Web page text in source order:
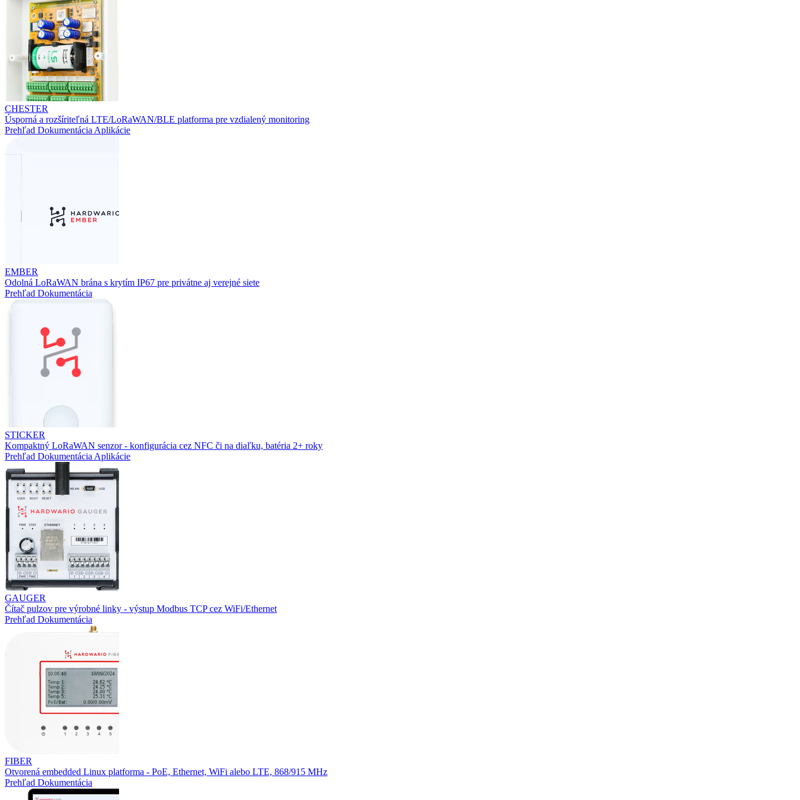
CHESTER
Úsporná a rozšíriteľná LTE/LoRaWAN/BLE platforma pre vzdialený monitoring
Prehľad Dokumentácia Aplikácie
EMBER
Odolná LoRaWAN brána s krytím IP67 pre privátne aj verejné siete
Prehľad Dokumentácia
STICKER
Kompaktný LoRaWAN senzor - konfigurácia cez NFC či na diaľku, batéria 2+ roky
Prehľad Dokumentácia Aplikácie
GAUGER
Čítač pulzov pre výrobné linky - výstup Modbus TCP cez WiFi/Ethernet
Prehľad Dokumentácia
FIBER
Otvorená embedded Linux platforma - PoE, Ethernet, WiFi alebo LTE, 868/915 MHz
Prehľad Dokumentácia